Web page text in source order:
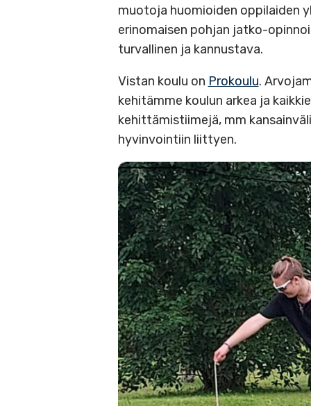
muotoja huomioiden oppilaiden
erinomaisen pohjan jatko-
turvallinen ja kannustava.
Vistan koulu on Prokoulu.
kehitämme koulun arkea ja
kehittämistiimejä, mm
hyvinvointiin liittyen.